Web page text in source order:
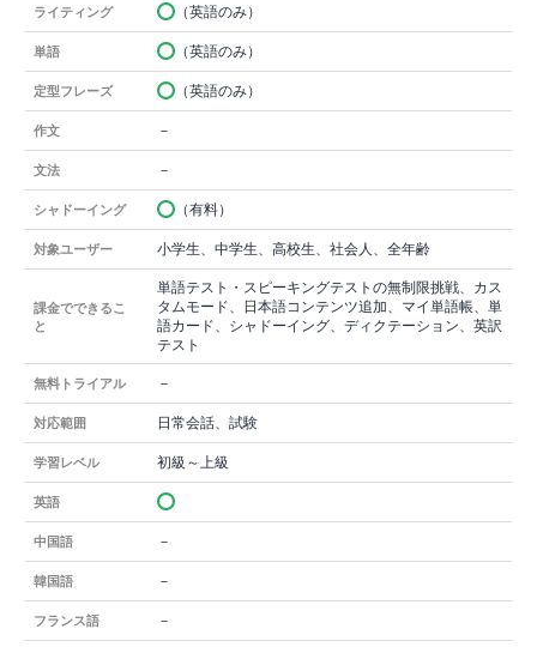
ライティング （英語のみ）
単語 （英語のみ）
定型フレーズ （英語のみ）
作文 －
文法 －
シャドーイング （有料）
対象ユーザー 小学生、中学生、高校生、社会人、全年齢
課金でできるこ
と
単語テスト・スピーキングテストの無制限挑戦、カス
タムモード、日本語コンテンツ追加、マイ単語帳、単
語カード、シャドーイング、ディクテーション、英訳
テスト
無料トライアル －
対応範囲 日常会話、試験
学習レベル 初級～上級
英語
中国語 －
韓国語 －
フランス語 －